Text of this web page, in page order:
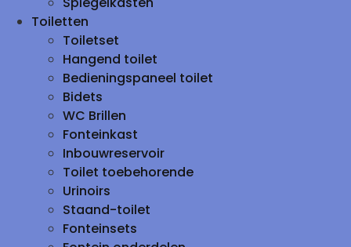
Toiletten
Toiletset
Hangend toilet
Bedieningspaneel toilet
Bidets
WC Brillen
Fonteinkast
Inbouwreservoir
Toilet toebehorende
Urinoirs
Staand-toilet
Fonteinsets